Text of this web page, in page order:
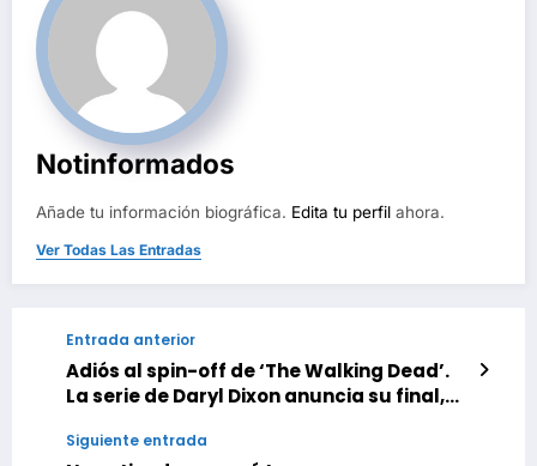
Notinformados
Añade tu información biográfica. Edita tu perfil ahora.
Ver Todas Las Entradas
Entrada anterior
Adiós al spin-off de ‘The Walking Dead’.
La serie de Daryl Dixon anuncia su final,
puerta del todo
Siguiente entrada